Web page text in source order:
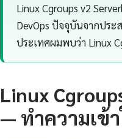
Linux Cgroups v2
DevOps ปัจจุบันจากปร
ประเทศผมพบว่า Linux
Linux
— ทำความเข้